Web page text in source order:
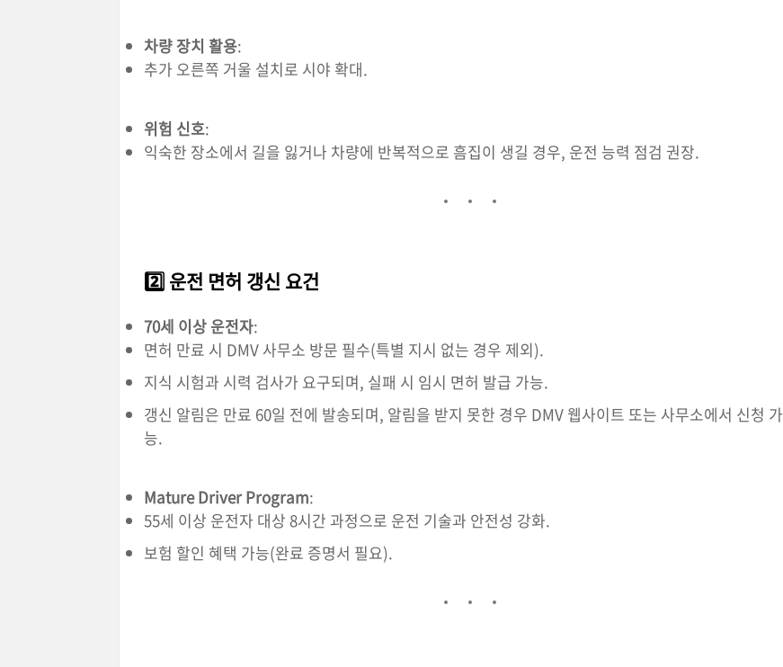
차량 장치 활용:
추가 오른쪽 거울 설치로 시야 확대.
위험 신호:
익숙한 장소에서 길을 잃거나 차량에 반복적으로 흠집이 생길 경우, 운전 능력 점검 권장.
2️⃣ 운전 면허 갱신 요건
70세 이상 운전자:
면허 만료 시 DMV 사무소 방문 필수(특별 지시 없는 경우 제외).
지식 시험과 시력 검사가 요구되며, 실패 시 임시 면허 발급 가능.
갱신 알림은 만료 60일 전에 발송되며, 알림을 받지 못한 경우 DMV 웹사이트 또는 사무소에서 신청 가
능.
Mature Driver Program:
55세 이상 운전자 대상 8시간 과정으로 운전 기술과 안전성 강화.
보험 할인 혜택 가능(완료 증명서 필요).